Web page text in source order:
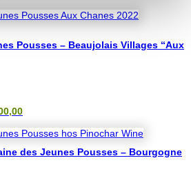
pris
Pousses – Beaujolais Villages “Aux
Prisinterval:
til
des Jeunes Pousses – Bourgogne